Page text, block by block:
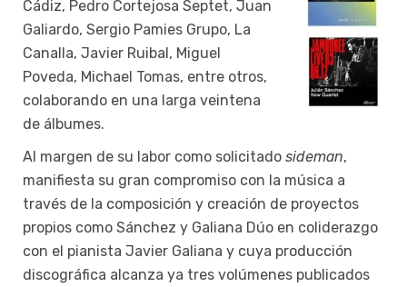
Cádiz, Pedro Cortejosa Septet, Juan
Galiardo, Sergio Pamies Grupo, La
Canalla, Javier Ruibal, Miguel
Poveda, Michael Tomas, entre otros,
colaborando en una larga veintena
de álbumes.
Al margen de su labor como solicitado sideman,
manifiesta su gran compromiso con la música a
través de la composición y creación de proyectos
propios como Sánchez y Galiana Dúo en coliderazgo
con el pianista Javier Galiana y cuya producción
discográfica alcanza ya tres volúmenes publicados